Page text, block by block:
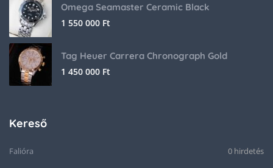
Omega Seamaster Ceramic Black
1 550 000 Ft
Tag Heuer Carrera Chronograph Gold
1 450 000 Ft
Kereső
Falióra 0 hirdetés